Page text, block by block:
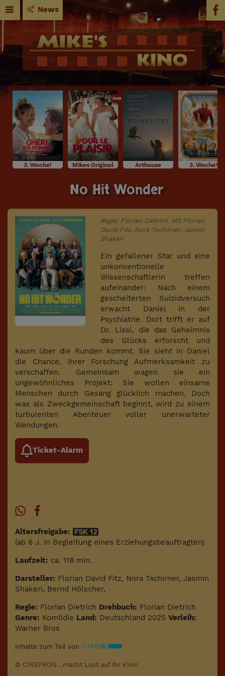
News
3. Woche!
OmU
Mikes Original Arthouse 3. Woche!
No Hit Wonder
Regie: Florian Dietrich. Mit Florian
David Fitz, Nora Tschirner, Jasmin
Shakeri
Ein gefallener Star und eine
unkonventionelle
Wissenschaftlerin treffen
aufeinander: Nach einem
gescheiterten Suizidversuch
erwacht Daniel in der
Psychiatrie. Dort trifft er auf
Dr. Lissi, die das Geheimnis
des Glücks erforscht und
kaum über die Runden kommt. Sie sieht in Daniel
die Chance, ihrer Forschung Aufmerksamkeit zu
verschaffen. Gemeinsam wagen sie ein
ungewöhnliches Projekt: Sie wollen einsame
Menschen durch Gesang glücklich machen. Doch
was als Zweckgemeinschaft beginnt, wird zu einem
turbulenten Abenteuer voller unerwarteter
Wendungen.
Ticket-Alarm
Altersfreigabe:
(ab 6 J. in Begleitung eines Erziehungsbeauftragten)
Laufzeit: ca. 118 min.
Darsteller: Florian David Fitz, Nora Tschirner, Jasmin
Shakeri, Bernd Hölscher,
Regie: Florian Dietrich Drehbuch: Florian Dietrich
Genre: Komödie Land: Deutschland 2025 Verleih:
Warner Bros
Inhalte zum Teil von
© CINEPROG ...macht Lust auf Ihr Kino!